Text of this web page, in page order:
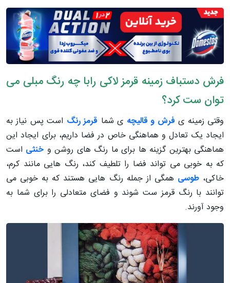
فرش دستباف زمینه قرمز لاکی رابا چه رنگ مبلی می
توان ست کرد؟
وقتی زمینه ی فرش و قالیچه ی شما قرمز رنگ است پس نیاز به
ایجاد یک تعادل و هماهنگی خاص در فضا داریم، برای ایجاد این
هماهنگی بهترین گزینه ها برای ما رنگ های روشن و خنثی است
که به خوبی می تواند فضا را تلطیف کند، رنگ هایی مانند کرم،
خاکی،طوسی همگی از جمله رنگ هایی هستند که به خوبی می
توانند با رنگ قرمز ست شوند و فضای متعادلی را برای شما به
وجود آورند.